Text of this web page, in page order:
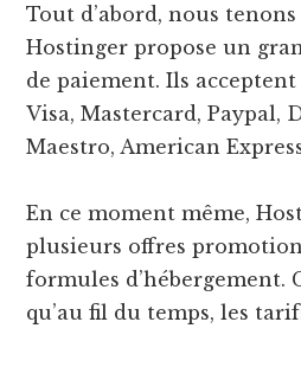
Tout d’abord, nous
Hostinger propose un
de paiement. Ils
Visa, Mastercard, Paypal,
Maestro, American
En ce moment même,
plusieurs offres
formules d’hébergement.
qu’au fil du temps, les